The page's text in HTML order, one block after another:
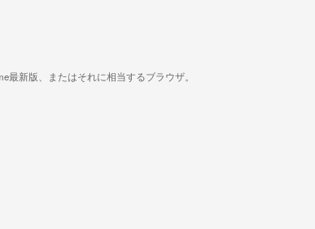
最新版、またはそれに相当するブラウザ。